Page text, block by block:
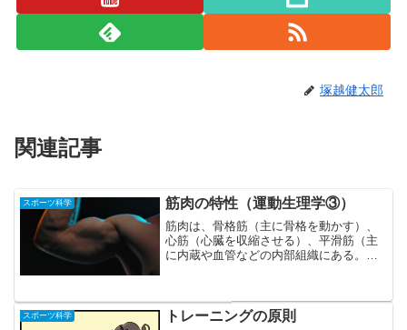
塚越健太郎
関連記事
スポーツ科学 筋肉の特性（運動生理学③）
筋肉は、骨格筋（主に骨格を動かす）、
心筋（心臓を収縮させる）、平滑筋（主
に内蔵や血管などの内部組織にある。ほ
は、遅筋と速筋に分けられます。 遅筋
は、赤筋やType 1と...
スポーツ科学 トレーニングの原則